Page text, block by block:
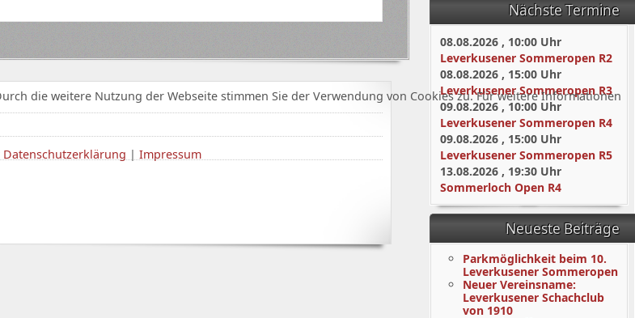
Nächste Termine
08.08.2026, 10:00Uhr
Leverkusener Sommeropen R2
08.08.2026, 15:00Uhr
Leverkusener Sommeropen R3
09.08.2026, 10:00Uhr
Leverkusener Sommeropen R4
09.08.2026, 15:00Uhr
Leverkusener Sommeropen R5
13.08.2026, 19:30Uhr
Sommerloch Open R4
Neueste Beiträge
Parkmöglichkeit beim 10.
Leverkusener Sommeropen
Neuer Vereinsname:
Leverkusener Schachclub
von 1910
die weitere Nutzung der Webseite stimmen Sie der Verwendung von Cookies zu. Für weitere Informationen
Datenschutzerklärung | Impressum